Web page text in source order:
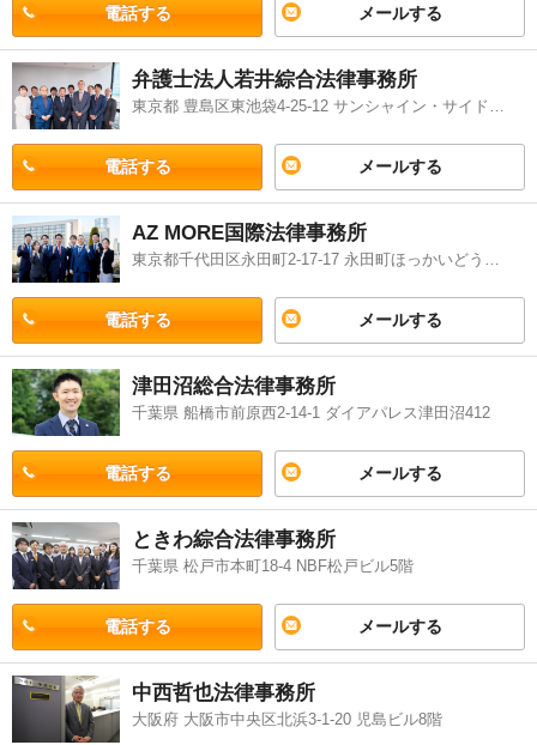
電話する メールする
弁護士法人若井綜合法律事務所
東京都 豊島区東池袋4-25-12 サンシャイン・サイド9階
電話する メールする
AZ MORE国際法律事務所
東京都千代田区永田町2-17-17 永田町ほっかいどうスクエア5階
電話する メールする
津田沼総合法律事務所
千葉県 船橋市前原西2-14-1 ダイアパレス津田沼412
電話する メールする
ときわ綜合法律事務所
千葉県 松戸市本町18-4 NBF松戸ビル5階
電話する メールする
中西哲也法律事務所
大阪府 大阪市中央区北浜3-1-20 児島ビル8階